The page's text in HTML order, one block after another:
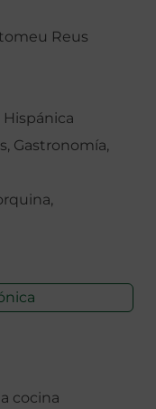
Reus
Gastronomía,
cocina